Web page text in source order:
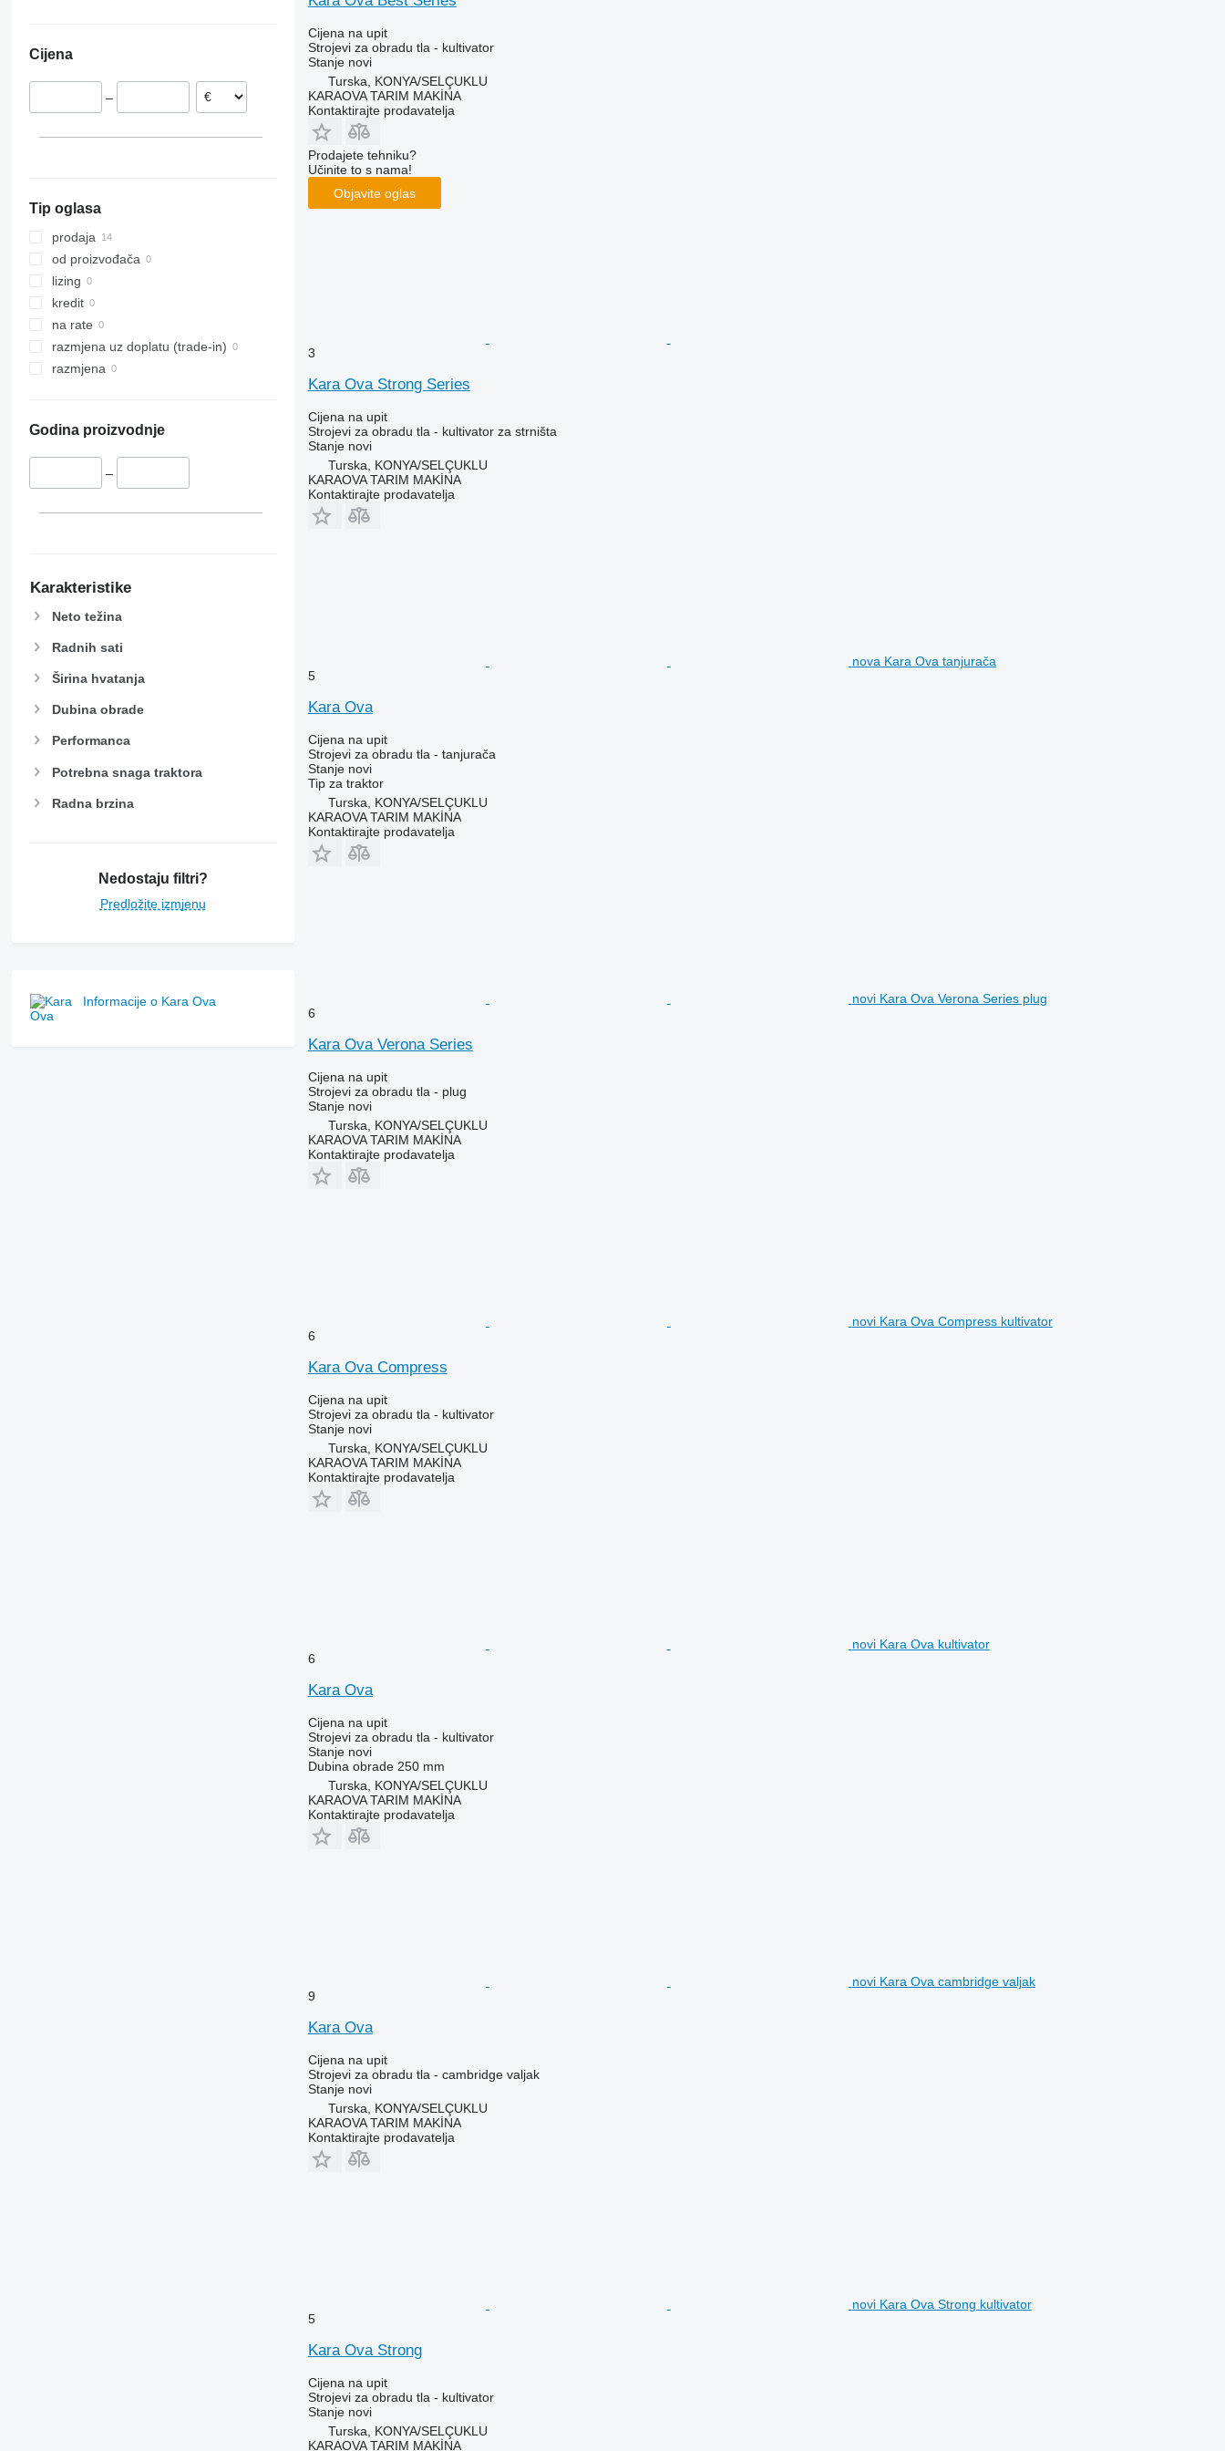
RX
TLD
Opal
Rubin
Smaragd
VarioPack
Zirkon
Presto
W-series
Cijena
–
Tip oglasa
prodaja
od proizvođača
lizing
kredit
na rate
razmjena uz doplatu (trade-in)
razmjena
Godina proizvodnje
–
Karakteristike
Neto težina
Radnih sati
Širina hvatanja
Dubina obrade
Performanca
Potrebna snaga traktora
Radna brzina
Nedostaju filtri?
Predložite izmjenu
Informacije o Kara Ova
Cijena na upit
Strojevi za obradu tla - kultivator
Stanjenovi
Turska, KONYA/SELÇUKLU
KARAOVA TARIM MAKİNA
Kontaktirajte prodavatelja
Prodajete tehniku?
Učinite to s nama!
Objavite oglas
3
Kara Ova Strong Series
Cijena na upit
Strojevi za obradu tla - kultivator za strništa
Stanjenovi
Turska, KONYA/SELÇUKLU
KARAOVA TARIM MAKİNA
Kontaktirajte prodavatelja
nova Kara Ova tanjurača
5
Kara Ova
Cijena na upit
Strojevi za obradu tla - tanjurača
Stanjenovi
Tip za traktor
Turska, KONYA/SELÇUKLU
KARAOVA TARIM MAKİNA
Kontaktirajte prodavatelja
novi Kara Ova Verona Series plug
6
Kara Ova Verona Series
Cijena na upit
Strojevi za obradu tla - plug
Stanjenovi
Turska, KONYA/SELÇUKLU
KARAOVA TARIM MAKİNA
Kontaktirajte prodavatelja
novi Kara Ova Compress kultivator
6
Kara Ova Compress
Cijena na upit
Strojevi za obradu tla - kultivator
Stanjenovi
Turska, KONYA/SELÇUKLU
KARAOVA TARIM MAKİNA
Kontaktirajte prodavatelja
novi Kara Ova kultivator
6
Kara Ova
Cijena na upit
Strojevi za obradu tla - kultivator
Stanjenovi
Dubina obrade 250 mm
Turska, KONYA/SELÇUKLU
KARAOVA TARIM MAKİNA
Kontaktirajte prodavatelja
novi Kara Ova cambridge valjak
9
Kara Ova
Cijena na upit
Strojevi za obradu tla - cambridge valjak
Stanjenovi
Turska, KONYA/SELÇUKLU
KARAOVA TARIM MAKİNA
Kontaktirajte prodavatelja
novi Kara Ova Strong kultivator
5
Kara Ova Strong
Cijena na upit
Strojevi za obradu tla - kultivator
Stanjenovi
Turska, KONYA/SELÇUKLU
KARAOVA TARIM MAKİNA